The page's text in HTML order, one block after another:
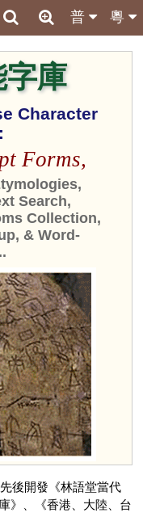
粵
普
庫
Character
Forms,
Search,
Collection,
& Word-
後開發《林語堂當代
》、《香港、大陸、台